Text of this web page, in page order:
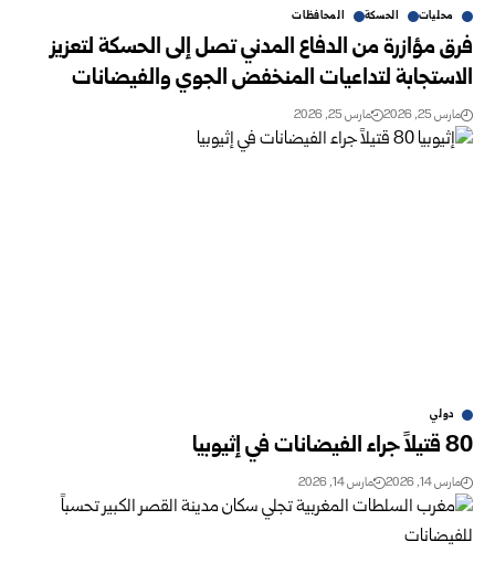
محليات الحسكة المحافظات
فرق مؤازرة من الدفاع المدني تصل إلى الحسكة لتعزيز
الاستجابة لتداعيات المنخفض الجوي والفيضانات
مارس 25, 2026 مارس 25, 2026
دولي
80 قتيلاً جراء الفيضانات في إثيوبيا
مارس 14, 2026 مارس 14, 2026